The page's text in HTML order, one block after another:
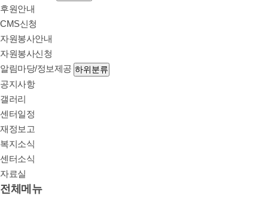
후원안내
CMS신청
자원봉사안내
자원봉사신청
알림마당/정보제공 하위분류
공지사항
갤러리
센터일정
재정보고
복지소식
센터소식
자료실
전체메뉴